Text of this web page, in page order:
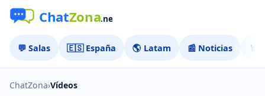
💬 Salas 🇪🇸 España 🌎 Latam 📰 Noticias 🏅
ChatZona›Vídeos